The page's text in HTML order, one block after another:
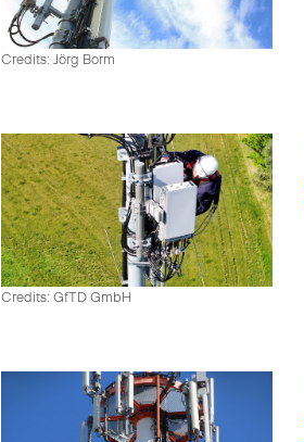
Credits: Jörg Borm
Credits: GfTD GmbH